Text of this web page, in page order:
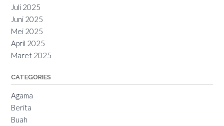
Juli 2025
Juni 2025
Mei 2025
April 2025
Maret 2025
CATEGORIES
Agama
Berita
Buah